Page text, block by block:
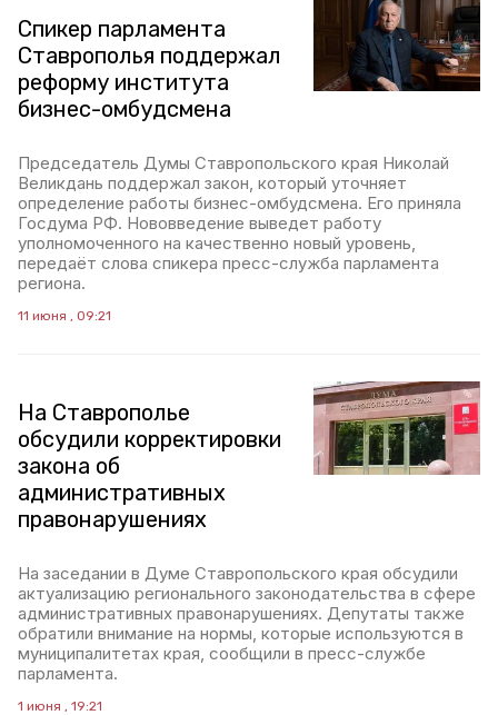
Спикер парламента
Ставрополья поддержал
реформу института
бизнес-омбудсмена
Председатель Думы Ставропольского края Николай
Великдань поддержал закон, который уточняет
определение работы бизнес-омбудсмена. Его приняла
Госдума РФ. Нововведение выведет работу
уполномоченного на качественно новый уровень,
передаёт слова спикера пресс-служба парламента
региона.
11 июня , 09:21
На Ставрополье
обсудили корректировки
закона об
административных
правонарушениях
На заседании в Думе Ставропольского края обсудили
актуализацию регионального законодательства в сфере
административных правонарушениях. Депутаты также
обратили внимание на нормы, которые используются в
муниципалитетах края, сообщили в пресс-службе
парламента.
1 июня , 19:21